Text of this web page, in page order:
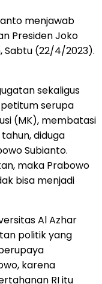
menjawab
Presiden Joko
Sabtu (22/4/2023).
sekaligus
serupa
(MK), membatasi
diduga
Subianto.
maka Prabowo
bisa menjadi
Al Azhar
politik yang
karena
RI itu